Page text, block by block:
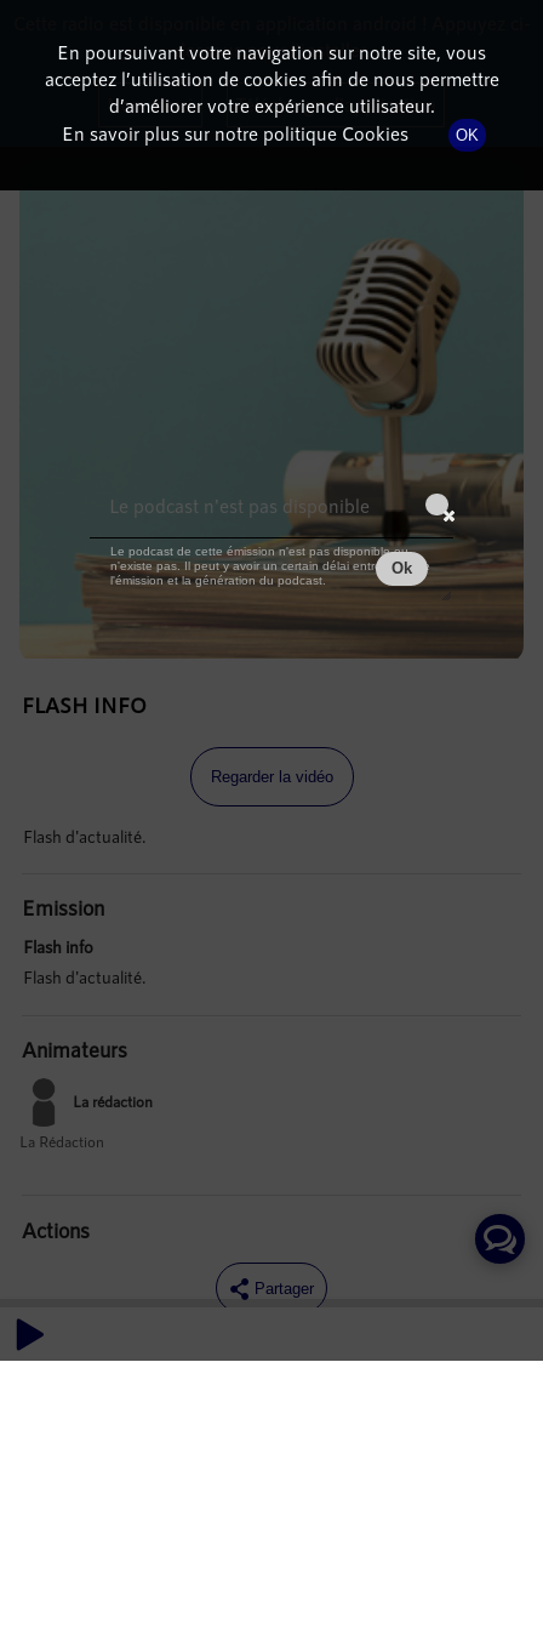
DÉTAILS DE L'ÉPISODE
3 avril 2022 à 14h59, durée : Invalid date
FLASH INFO
Regarder la vidéo
Flash d'actualité.
Emission
Flash info
Flash d'actualité.
Animateurs
La rédaction
La Rédaction
Actions
Partager
Commentaires
En poursuivant votre navigation sur notre site, vous
acceptez l’utilisation de cookies afin de nous permettre
d’améliorer votre expérience utilisateur.
En savoir plus sur notre politique Cookies
OK
dessous pour l'installer.
Non merci Télécharger l'application
Le podcast n'est pas disponible
Le podcast de cette émission n'est pas disponible ou
n'existe pas. Il peut y avoir un certain délai entre la fin de
l'émission et la génération du podcast.
Ok